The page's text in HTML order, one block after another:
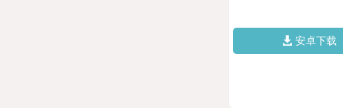
安卓下载